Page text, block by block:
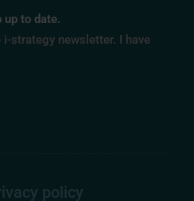
to date.
strategy newsletter. I have
policy